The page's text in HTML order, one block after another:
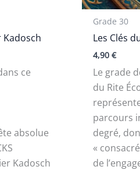
Kadosch
ce
absolue
Kadosch
Grade 30
Les Clés
4,90€
Le grade
du Rite
parcours
degré,
«
de